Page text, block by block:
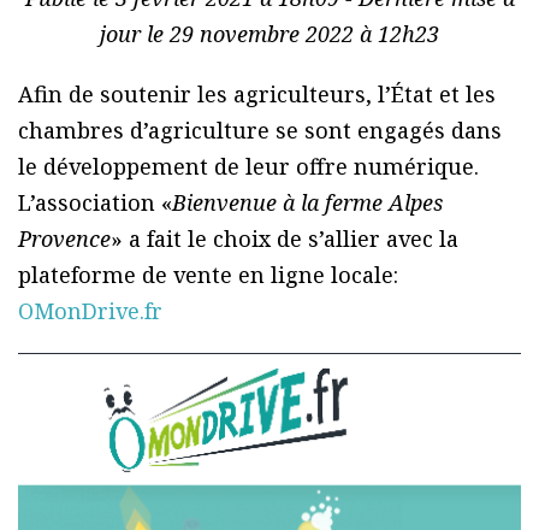
jour le 29 novembre 2022 à 12h23
Afin de soutenir les agriculteurs, l’État et les
chambres d’agriculture se sont engagés dans
le développement de leur offre numérique.
L’association «Bienvenue à la ferme Alpes
Provence» a fait le choix de s’allier avec la
plateforme de vente en ligne locale:
OMonDrive.fr